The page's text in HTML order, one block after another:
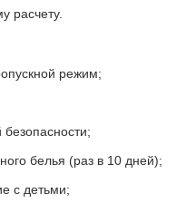
расчету.
режим;
белья (раз в 10 дней);
с детьми;